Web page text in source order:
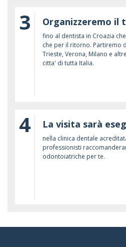
3 Organizzeremo il
fino al dentista in Croazia
che per il ritorno. Partiremo
Trieste, Verona, Milano e altre
citta' di tutta Italia.
4 La visita sarà
nella clinica dentale
professionisti
odontoiatriche per te.